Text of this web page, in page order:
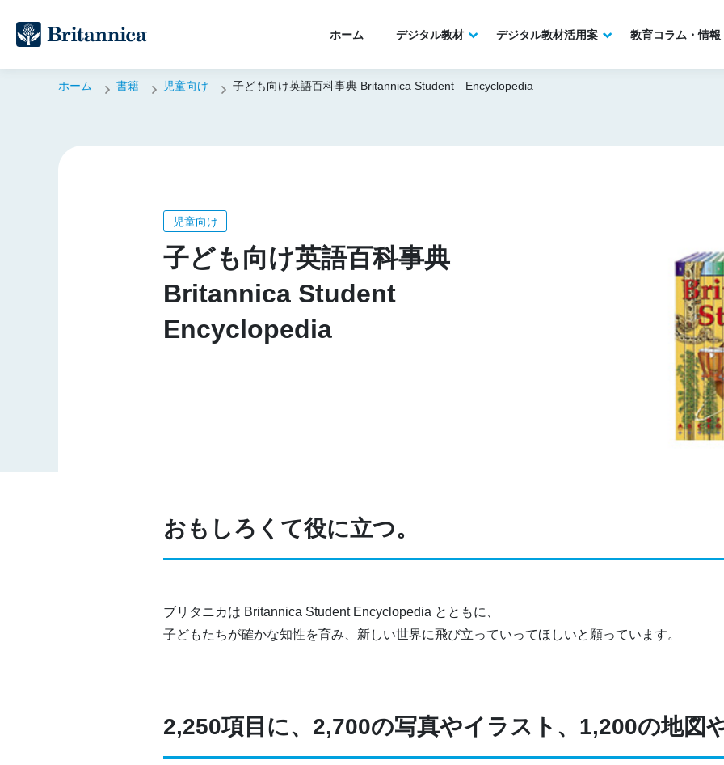
ホーム デジタル教材 デジタル教材活用案 教育コラム・情報
ホーム 書籍 児童向け 子ども向け英語百科事典 Britannica Student Encyclopedia
児童向け
子ども向け英語百科事典
Britannica Student
Encyclopedia
おもしろくて役に立つ。
ブリタニカは Britannica Student Encyclopedia とともに、
子どもたちが確かな知性を育み、新しい世界に飛び立っていってほしいと願っています。
2,250項目に、2,700の写真やイラスト、1,200の地図